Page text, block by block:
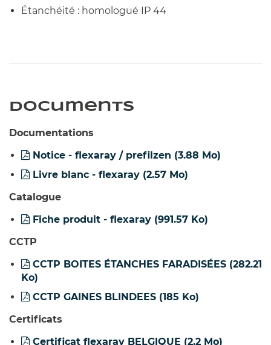
Étanchéité : homologué IP 44
Documents
Documentations
Notice - flexaray / prefilzen (3.88 Mo)
Livre blanc - flexaray (2.57 Mo)
Catalogue
Fiche produit - flexaray (991.57 Ko)
CCTP
CCTP BOITES ÉTANCHES FARADISÉES (282.21
Ko)
CCTP GAINES BLINDEES (185 Ko)
Certificats
Certificat flexaray BELGIQUE (2.2 Mo)